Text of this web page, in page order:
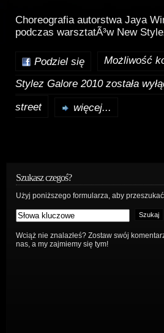
Choreografia autorstwa Jaya
podczas warsztatÃ³w New
Podziel się Możliwość
Stylez Galore 2010została
street
więcej...
Szukasz czegoś?
Użyj poniższego formularza, aby
Wciąż nie znalazłeś? Zostaw swój
nas, a my zajmiemy się tym!